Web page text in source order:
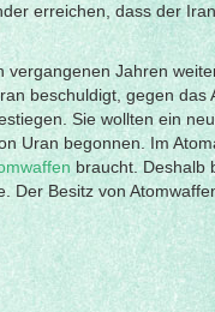
erreichen, dass der
vergangenen Jahren
beschuldigt, gegen das
Sie wollten ein
Uran begonnen. Im
braucht. Deshalb
Der Besitz von